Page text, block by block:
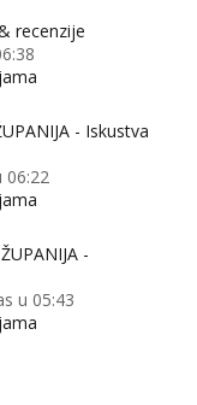
recenzije
- Iskustva
06:22
-
u 05:43